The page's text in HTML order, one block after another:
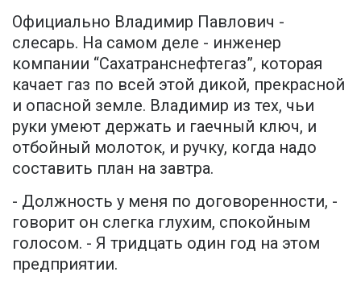
Официально Владимир Павлович -
слесарь. На самом деле - инженер
компании “Сахатранснефтегаз”, которая
качает газ по всей этой дикой, прекрасной
и опасной земле. Владимир из тех, чьи
руки умеют держать и гаечный ключ, и
отбойный молоток, и ручку, когда надо
составить план на завтра.
- Должность у меня по договоренности, -
говорит он слегка глухим, спокойным
голосом. - Я тридцать один год на этом
предприятии.